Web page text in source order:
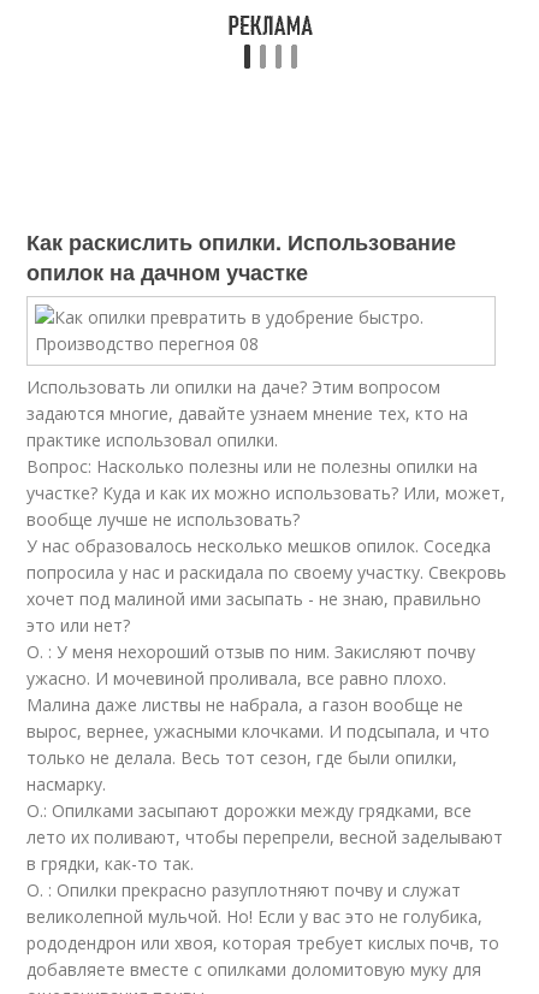
Как раскислить опилки. Использование
опилок на дачном участке
Использовать ли опилки на даче? Этим вопросом
задаются многие, давайте узнаем мнение тех, кто на
практике использовал опилки.
Вопрос: Насколько полезны или не полезны опилки на
участке? Куда и как их можно использовать? Или, может,
вообще лучше не использовать?
У нас образовалось несколько мешков опилок. Соседка
попросила у нас и раскидала по своему участку. Свекровь
хочет под малиной ими засыпать - не знаю, правильно
это или нет?
О. : У меня нехороший отзыв по ним. Закисляют почву
ужасно. И мочевиной проливала, все равно плохо.
Малина даже листвы не набрала, а газон вообще не
вырос, вернее, ужасными клочками. И подсыпала, и что
только не делала. Весь тот сезон, где были опилки,
насмарку.
О.: Опилками засыпают дорожки между грядками, все
лето их поливают, чтобы перепрели, весной заделывают
в грядки, как-то так.
О. : Опилки прекрасно разуплотняют почву и служат
великолепной мульчой. Но! Если у вас это не голубика,
рододендрон или хвоя, которая требует кислых почв, то
добавляете вместе с опилками доломитовую муку для